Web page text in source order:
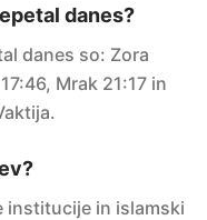
danes?
danes so: Zora
Mrak 21:17 in
institucije in islamski